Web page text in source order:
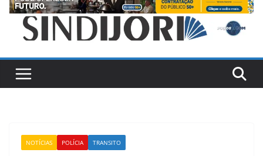
NOTÍCIAS POLÍCIA TRANSITO